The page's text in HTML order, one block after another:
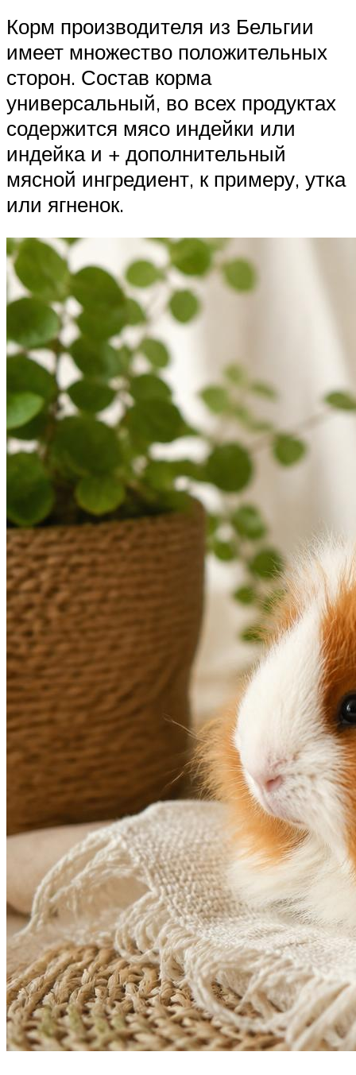
Корм производителя из Бельгии
имеет множество положительных
сторон. Состав корма
универсальный, во всех продуктах
содержится мясо индейки или
индейка и + дополнительный
мясной ингредиент, к примеру, утка
или ягненок.